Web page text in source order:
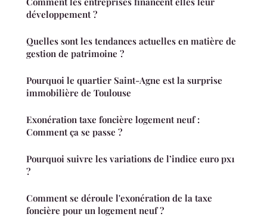
développement ?
Quelles sont les tendances actuelles en matière de
gestion de patrimoine ?
Pourquoi le quartier Saint-Agne est la surprise
immobilière de Toulouse
Exonération taxe foncière logement neuf :
Comment ça se passe ?
Pourquoi suivre les variations de l’indice euro px1
?
Comment se déroule l'exonération de la taxe
foncière pour un logement neuf ?